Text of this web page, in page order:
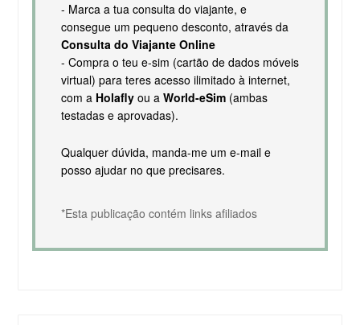
- Marca a tua consulta do viajante, e
consegue um pequeno desconto, através da
Consulta do Viajante Online
- Compra o teu e-sim (cartão de dados móveis
virtual) para teres acesso ilimitado à internet,
com a Holaflyou a World-eSim(ambas
testadas e aprovadas).
Qualquer dúvida, manda-me um e-mail e
posso ajudar no que precisares.
*Esta publicação contém links afiliados